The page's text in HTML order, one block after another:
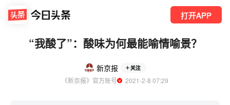
打开APP
“我酸了”：酸味为何最能喻情喻景？
新京报 关注
《新京报》官方账号
  2021-2-8 07:29